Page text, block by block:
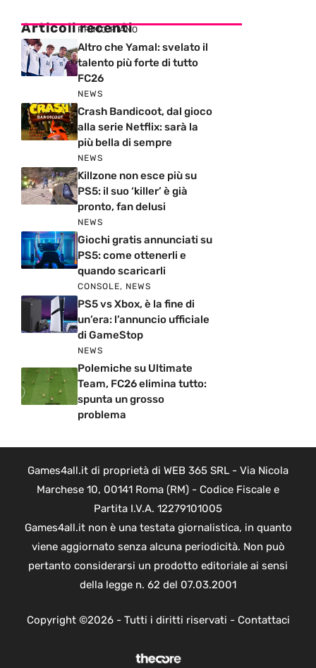
Articoli recenti
PRIMO PIANO
Altro che Yamal: svelato il
talento più forte di tutto
FC26
NEWS
Crash Bandicoot, dal gioco
alla serie Netflix: sarà la
più bella di sempre
NEWS
Killzone non esce più su
PS5: il suo ‘killer’ è già
pronto, fan delusi
NEWS
Giochi gratis annunciati su
PS5: come ottenerli e
quando scaricarli
CONSOLE, NEWS
PS5 vs Xbox, è la fine di
un’era: l’annuncio ufficiale
di GameStop
NEWS
Polemiche su Ultimate
Team, FC26 elimina tutto:
spunta un grosso
problema
Games4all.it di proprietà di WEB 365 SRL - Via Nicola
Marchese 10, 00141 Roma (RM) - Codice Fiscale e
Partita I.V.A. 12279101005
Games4all.it non è una testata giornalistica, in quanto
viene aggiornato senza alcuna periodicità. Non può
pertanto considerarsi un prodotto editoriale ai sensi
della legge n. 62 del 07.03.2001
Copyright ©2026 - Tutti i diritti riservati - Contattaci